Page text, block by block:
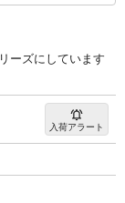
ーズにしています
入荷アラート